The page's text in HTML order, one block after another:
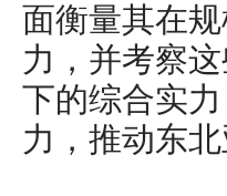
面衡量其在
力，并考察
下的综合实力
力，推动东